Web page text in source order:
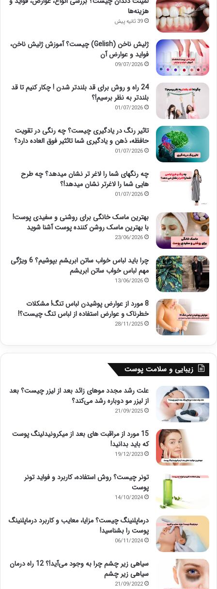
هزینه‌ها
39 ثانیه پیش
ژلیش ناخن (Gelish) چیست؟ آموزش ژلیش ناخن،
فواید و عوارض آن
09/07/2026
24 راه و روش برای قد بلندتر شدن ! چکار کنیم تا قد
بلندتر به نظر برسیم!؟
01/07/2026
تاثیر رنگ در یادگیری چیست؟ چه رنگی در تقویت
حافظه، ذهن و یادگیری شما تاثثیر فوق العاده دارد؟
01/07/2026
چه رنگهای شما را لاغر تر نشان میدهد؟ چه طرح
هایی شما را لاغرتر نشان میدهد!؟
01/07/2026
بهترین ماسک خانگی برای روشنی و سفیدی پوست!
با بهترین ماسک روشن کننده پوست آشنا شوید
23/06/2026
چرا باید لباس خواب ساتن ابریشم بپوشیم؟ 6 ویژگی
مهم لباس خواب ساتن ابریشم
13/06/2026
8 مورد از عوارض پوشیدن لباس تنگ! مشکلات
خطرناک و عوارض استفاده از لباس تنگ چیست؟!
28/11/2025
زیبایی و سلامت پوست
علت رشد مجدد موهای زائد بعد از لیزر چیست؟ بعد
از لیزر مو دوباره رشد می‌کند؟
21/09/2025
15 مورد از مراقبت های بعد از میکرونیدلینگ پوست
که باید بدانید!
19/12/2023
تونر چیست؟ روش استفاده، کاربرد و فواید تونر
پوست
14/10/2024
درماپلنینگ چیست؟ مزایا، معایب و کاربرد درماپلنینگ
پوست را بشناسید!
06/11/2024
سیاهی زیر چشم چرا به وجود می‌آید!؟ 12 راه درمان
سیاهی زیر چشم
21/09/2022